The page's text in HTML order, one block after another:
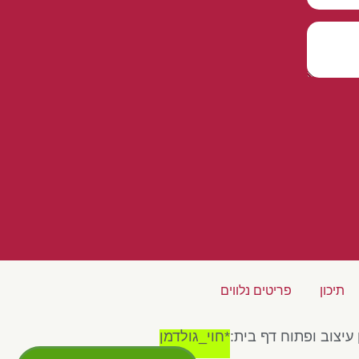
תיכון פריטים נלווים
עיצוב ופתוח דף בית:*חוי_גולדמן